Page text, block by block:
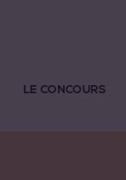
LE CONCOURS